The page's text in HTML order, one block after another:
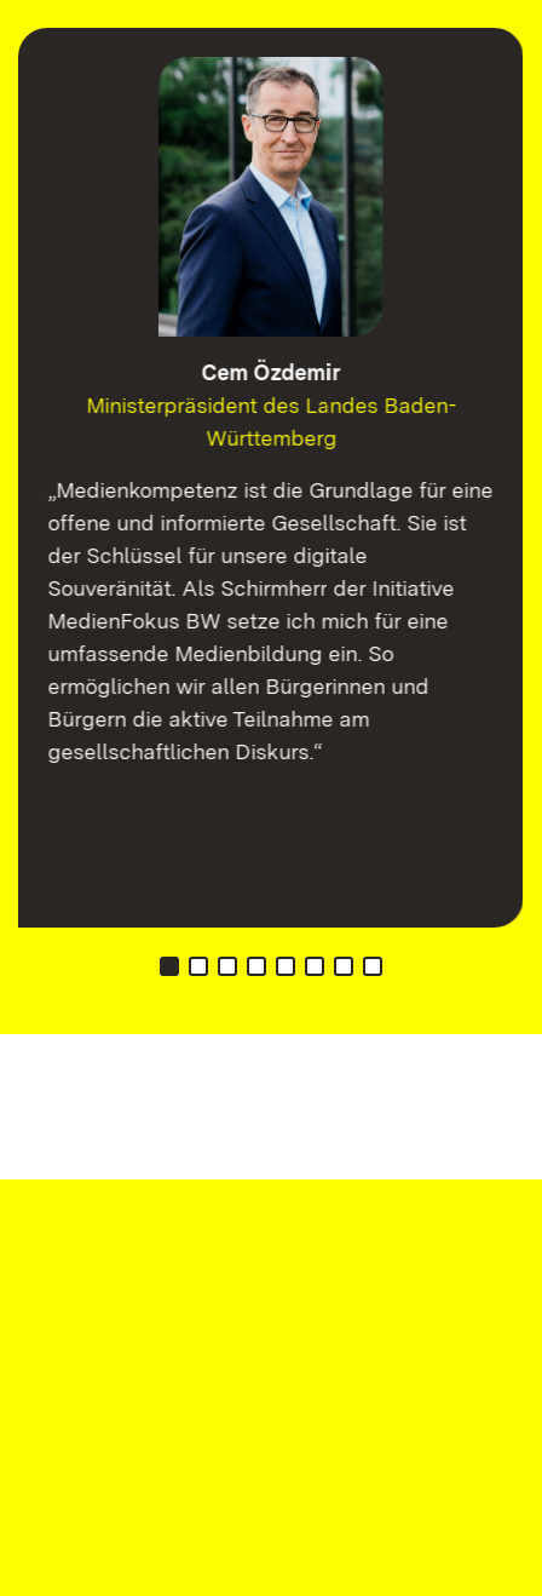
Cem Özdemir
Ministerpräsident des Landes Baden-
Württemberg
„Medienkompetenz ist die Grundlage für eine
offene und informierte Gesellschaft. Sie ist
der Schlüssel für unsere digitale
Souveränität. Als Schirmherr der Initiative
MedienFokus BW setze ich mich für eine
umfassende Medienbildung ein. So
ermöglichen wir allen Bürgerinnen und
Bürgern die aktive Teilnahme am
gesellschaftlichen Diskurs.“